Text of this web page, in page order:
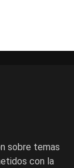
sobre temas
con la